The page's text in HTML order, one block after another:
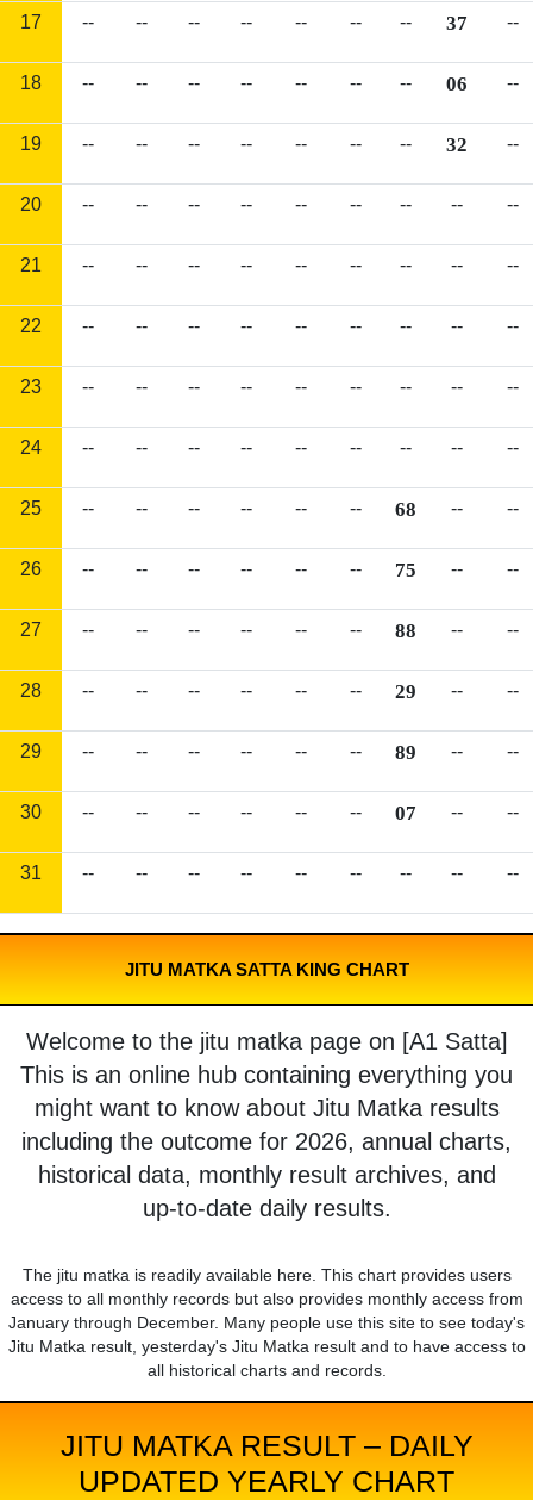
17 -- -- -- -- -- -- -- 37 --
18 -- -- -- -- -- -- -- 06 --
19 -- -- -- -- -- -- -- 32 --
20 -- -- -- -- -- -- -- -- --
21 -- -- -- -- -- -- -- -- --
22 -- -- -- -- -- -- -- -- --
23 -- -- -- -- -- -- -- -- --
24 -- -- -- -- -- -- -- -- --
25 -- -- -- -- -- -- 68 -- --
26 -- -- -- -- -- -- 75 -- --
27 -- -- -- -- -- -- 88 -- --
28 -- -- -- -- -- -- 29 -- --
29 -- -- -- -- -- -- 89 -- --
30 -- -- -- -- -- -- 07 -- --
31 -- -- -- -- -- -- -- -- --
JITU MATKA SATTA KING CHART
Welcome to the jitu matka page on [A1 Satta]
This is an online hub containing everything you
might want to know about Jitu Matka results
including the outcome for 2026, annual charts,
historical data, monthly result archives, and
up-to-date daily results.
The jitu matka is readily available here. This chart provides users
access to all monthly records but also provides monthly access from
January through December. Many people use this site to see today's
Jitu Matka result, yesterday's Jitu Matka result and to have access to
all historical charts and records.
JITU MATKA RESULT – DAILY
UPDATED YEARLY CHART